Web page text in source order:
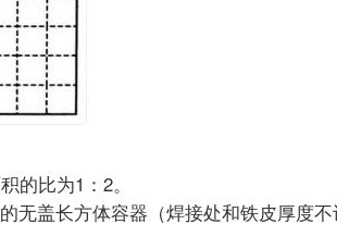
积的比为1：2。
无盖长方体容器（焊接处和铁皮厚度